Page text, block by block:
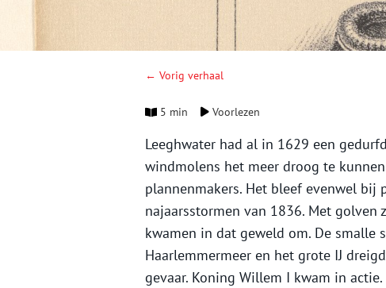
← Vorig verhaal
5 min Voorlezen
Leeghwater had al in 1629 een
windmolens het meer droog te
plannenmakers. Het bleef evenwel bij
najaarsstormen van 1836. Met golven
kwamen in dat geweld om. De smalle
Haarlemmermeer en het grote IJ
gevaar. Koning Willem I kwam in actie.